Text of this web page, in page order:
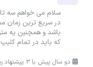
سلام می خواهم سه
در سریع ترین زمان
که باید در تمام کلیپ ها
دو سال پیش با 3 پیشنهاد رسیده